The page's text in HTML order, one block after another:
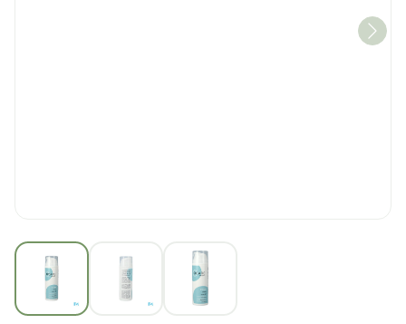
View larger imageView larger imageView larger image